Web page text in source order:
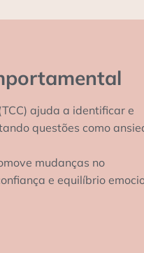
ajuda a identificar e
questões como
mudanças no
e equilíbrio